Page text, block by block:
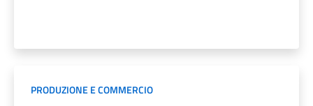
PRODUZIONE E COMMERCIO